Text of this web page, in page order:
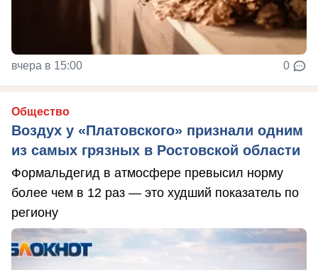
вчера в 15:00 0
Общество
Воздух у «Платовского» признали одним
из самых грязных в Ростовской области
Формальдегид в атмосфере превысил норму
более чем в 12 раз — это худший показатель по
региону